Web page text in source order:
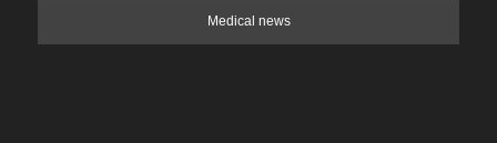
Medical news